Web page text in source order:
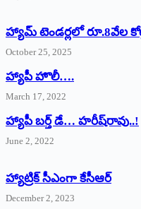
హ్యామ్‌ ‌టెండర్లలో రూ.8వేల
October 25, 2025
హ్యాపీ హొలీ….
March 17, 2022
హ్యాపీ బర్త్ ‌డే… హరీష్‌రావు..!
June 2, 2022
హ్యాట్రిక్‌ ‌సీఎంగా కేసీఆర్‌
December 2, 2023